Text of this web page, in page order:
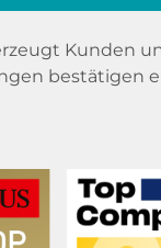
Kunden
bestätigen